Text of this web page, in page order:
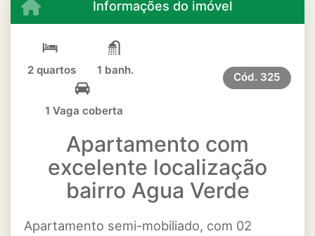
Informações do imóvel
2 quartos 1 banh.
1 Vaga coberta
Cód. 325
Apartamento com
excelente localização
bairro Agua Verde
Apartamento semi-mobiliado, com 02